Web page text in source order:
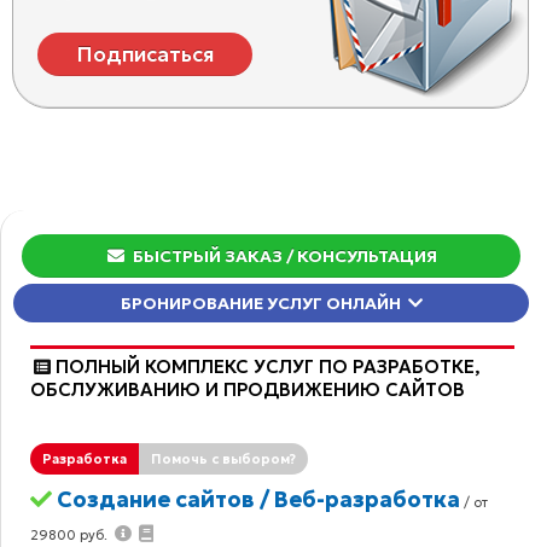
Подписаться
БЫСТРЫЙ ЗАКАЗ / КОНСУЛЬТАЦИЯ
БРОНИРОВАНИЕ УСЛУГ ОНЛАЙН
ПОЛНЫЙ КОМПЛЕКС УСЛУГ ПО РАЗРАБОТКЕ,
ОБCЛУЖИВАНИЮ И ПРОДВИЖЕНИЮ САЙТОВ
Разработка Помочь с выбором?
Создание сайтов / Веб-разработка / от
29800 руб.